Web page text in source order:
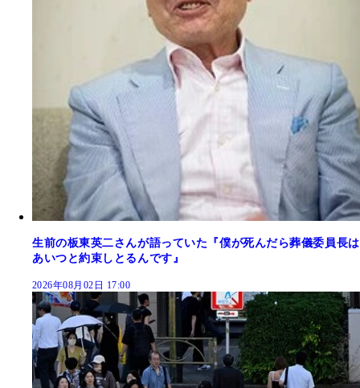
生前の板東英二さんが語っていた『僕が死んだら葬儀委員長は
あいつと約束しとるんです』
2026年08月02日 17:00